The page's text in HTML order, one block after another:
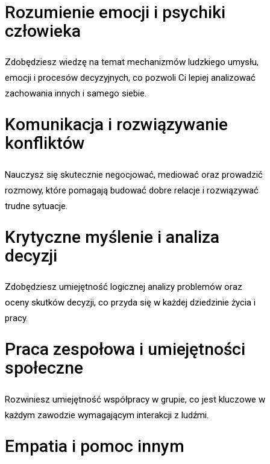
Rozumienie emocji i psychiki
człowieka
Zdobędziesz wiedzę na temat mechanizmów ludzkiego umysłu,
emocji i procesów decyzyjnych, co pozwoli Ci lepiej analizować
zachowania innych i samego siebie.
Komunikacja i rozwiązywanie
konfliktów
Nauczysz się skutecznie negocjować, mediować oraz prowadzić
rozmowy, które pomagają budować dobre relacje i rozwiązywać
trudne sytuacje.
Krytyczne myślenie i analiza
decyzji
Zdobędziesz umiejętność logicznej analizy problemów oraz
oceny skutków decyzji, co przyda się w każdej dziedzinie życia i
pracy.
Praca zespołowa i umiejętności
społeczne
Rozwiniesz umiejętność współpracy w grupie, co jest kluczowe w
każdym zawodzie wymagającym interakcji z ludźmi.
Empatia i pomoc innym